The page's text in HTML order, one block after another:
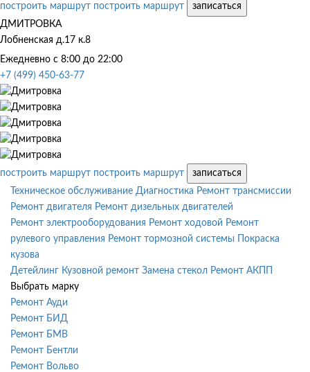
построить маршрут построить маршрут
записаться
ДМИТРОВКА
Лобненская д.17 к.8
Ежедневно с 8:00 до 22:00
+7 (499) 450-63-77
построить маршрут построить маршрут
записаться
Техническое обслуживание Диагностика Ремонт трансмиссии
Ремонт двигателя Ремонт дизельных двигателей
Ремонт электрооборудования Ремонт ходовой Ремонт
рулевого управления Ремонт тормозной системы
Покраска
кузова
Детейлинг Кузовной ремонт Замена стекол Ремонт АКПП
Выбрать марку
Ремонт Ауди
Ремонт БИД
Ремонт БМВ
Ремонт Бентли
Ремонт Вольво